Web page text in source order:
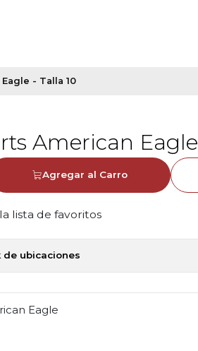
- Talla 10
American
Agregar al Carro
lista de favoritos
de ubicaciones
Eagle